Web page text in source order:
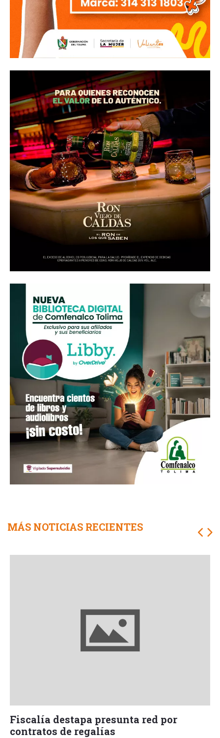
MÁS NOTICIAS RECIENTES
Fiscalía destapa presunta red por
contratos de regalías